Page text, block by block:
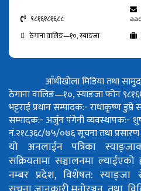
९८१६१८१६८८
ठेगाना वालिङ—१०, स्याङजा
आँधीखोला मिडिया तथा
ठेगाना वालिङ—१०, स्याङजा फोन
भट्टराईप्रधान सम्पादक:- राधाकृष्ण डुम्रे
सम्पादक:- अर्जुन पंगेनीव्यवस्थापक:-
नं.२१८३६८/७५/०७६सूचना तथा प्रसारण
यो अनलाईन पत्रिका
सक्रियतामा सञ्चालनमा ल्याईएको
नम्बर प्रदेश, विशेषत: स्याङ्जा